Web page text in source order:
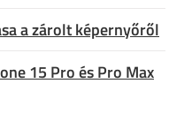
a zárolt képernyőről
15 Pro és Pro Max